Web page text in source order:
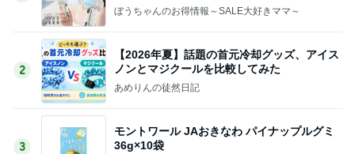
ぼうちゃんのお得情報～SALE大好きママ～
2
【2026年夏】話題の首元冷却グッズ、アイス
ノンとマジクールを比較してみた
あめりんの徒然日記
3
モントワール JAおきなわ パイナップルグミ
36g×10袋